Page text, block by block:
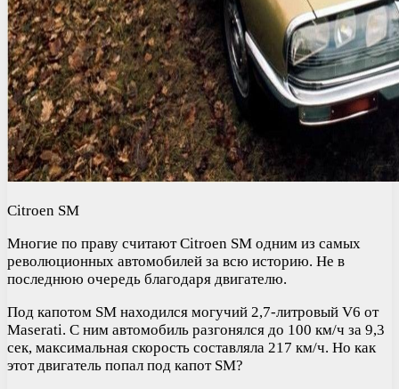
Citroen SM
Многие по праву считают Citroen SM одним из самых
революционных автомобилей за всю историю. Не в
последнюю очередь благодаря двигателю.
Под капотом SM находился могучий 2,7-литровый V6 от
Maserati. С ним автомобиль разгонялся до 100 км/ч за 9,3
сек, максимальная скорость составляла 217 км/ч. Но как
этот двигатель попал под капот SM?